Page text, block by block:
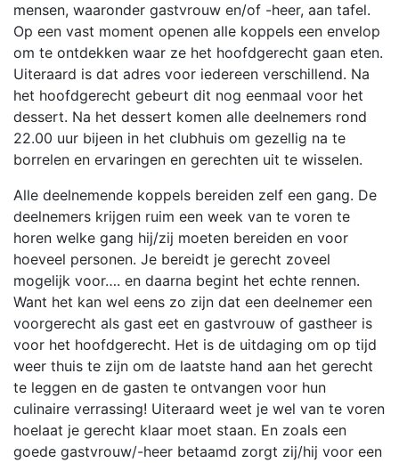
mensen, waaronder gastvrouw en/of -heer, aan tafel.
Op een vast moment openen alle koppels een envelop
om te ontdekken waar ze het hoofdgerecht gaan eten.
Uiteraard is dat adres voor iedereen verschillend. Na
het hoofdgerecht gebeurt dit nog eenmaal voor het
dessert. Na het dessert komen alle deelnemers rond
22.00 uur bijeen in het clubhuis om gezellig na te
borrelen en ervaringen en gerechten uit te wisselen.
Alle deelnemende koppels bereiden zelf een gang. De
deelnemers krijgen ruim een week van te voren te
horen welke gang hij/zij moeten bereiden en voor
hoeveel personen. Je bereidt je gerecht zoveel
mogelijk voor…. en daarna begint het echte rennen.
Want het kan wel eens zo zijn dat een deelnemer een
voorgerecht als gast eet en gastvrouw of gastheer is
voor het hoofdgerecht. Het is de uitdaging om op tijd
weer thuis te zijn om de laatste hand aan het gerecht
te leggen en de gasten te ontvangen voor hun
culinaire verrassing! Uiteraard weet je wel van te voren
hoelaat je gerecht klaar moet staan. En zoals een
goede gastvrouw/-heer betaamd zorgt zij/hij voor een